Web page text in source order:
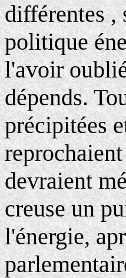
différentes ,
politique
l'avoir
dépends.
précipitées
devraient
creuse un
l'énergie,